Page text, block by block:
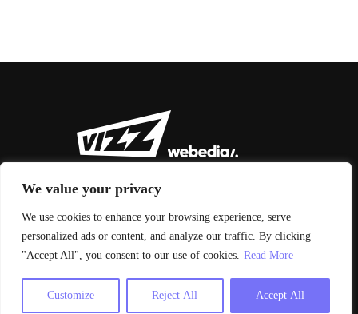
We value your privacy
We use cookies to enhance your browsing experience, serve
personalized ads or content, and analyze our traffic. By clicking
"Accept All", you consent to our use of cookies. Read More
Customize Reject All Accept All
© 2026 Vizz Agency